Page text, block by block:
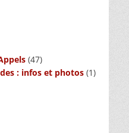
(47)
: infos et photos (1)